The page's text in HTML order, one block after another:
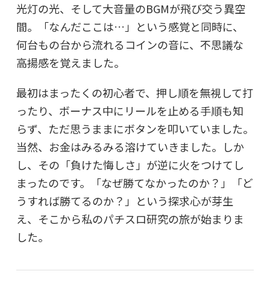
光灯の光、そして大音量のBGMが飛び交う異空
間。「なんだここは…」という感覚と同時に、
何台もの台から流れるコインの音に、不思議な
高揚感を覚えました。
最初はまったくの初心者で、押し順を無視して打
ったり、ボーナス中にリールを止める手順も知
らず、ただ思うままにボタンを叩いていました。
当然、お金はみるみる溶けていきました。しか
し、その「負けた悔しさ」が逆に火をつけてし
まったのです。「なぜ勝てなかったのか？」「ど
うすれば勝てるのか？」という探求心が芽生
え、そこから私のパチスロ研究の旅が始まりま
した。